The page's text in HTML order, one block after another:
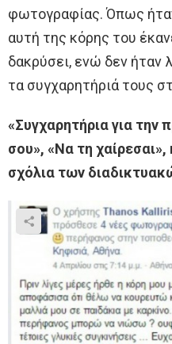
φωτογραφίας. Όπως
αυτή της κόρης του
δακρύσει, ενώ δεν ήταν
τα συγχαρητήριά τους
«Συγχαρητήρια για την
σου», «Να τη
σχόλια των